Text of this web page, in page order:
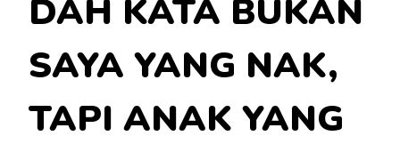
DAH KATA BUKAN
SAYA YANG NAK,
TAPI ANAK YANG